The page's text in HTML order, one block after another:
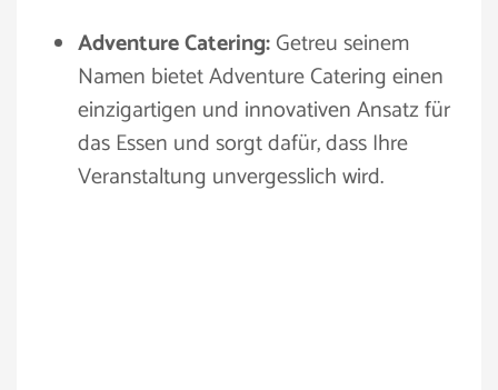
Adventure Catering:Getreu seinem
Namen bietet Adventure Catering einen
einzigartigen und innovativen Ansatz für
das Essen und sorgt dafür, dass Ihre
Veranstaltung unvergesslich wird.